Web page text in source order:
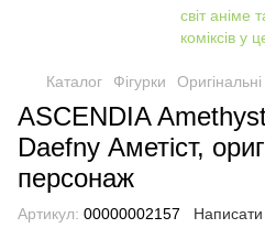
Каталог Фігурки
ASCENDIA
Daefny Аметіст,
персонаж
Артикул: 00000002157 Написати